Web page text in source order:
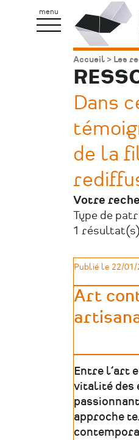
menu
Pôle
Fil
Accueil Les
Dans
de la
Votre
Type de
1
Publié le 22/01/
Art
Entre l’art
vitalité des
approche